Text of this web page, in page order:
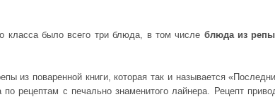
класса было всего три блюда, в том числе блюда из репы
из поваренной книги, которая так и называется
рецептам с печально знаменитого лайнера. Рецепт